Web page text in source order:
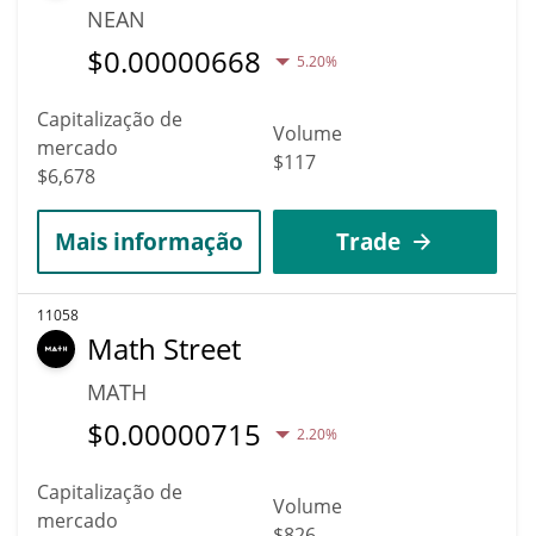
NEAN
$0.00000668 5.20%
Capitalização de
mercado
$6,678
Volume
$117
Mais informação Trade
11058
Math Street
MATH
$0.00000715 2.20%
Capitalização de
mercado
Volume